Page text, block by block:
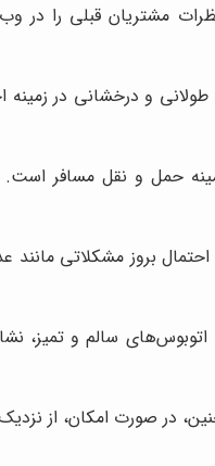
مشتریان قبلی را
و درخشانی در زمینه
حمل و نقل مسافر
بروز مشکلاتی مانند
اتوبوس‌های سالم و
در صورت امکان، از